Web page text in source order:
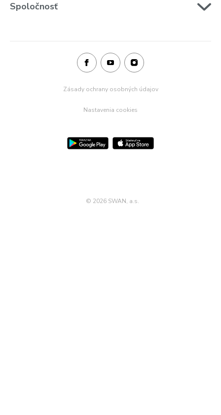
Spoločnosť
Zásady ochrany osobných údajov
Nastavenia cookies
© 2026 SWAN, a.s.